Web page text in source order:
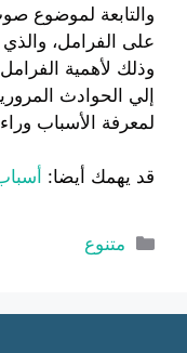
والتابعة لموضوع
على الفرامل،
وذلك لأهمية
إلي الحوادث
لمعرفة الأسباب
قد يهمك أيضا:
التصنيفات
متنوع